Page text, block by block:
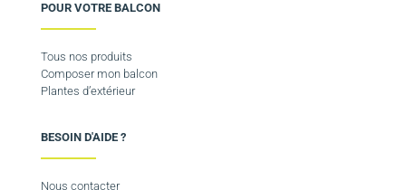
POUR VOTRE BALCON
Tous nos produits
Composer mon balcon
Plantes d’extérieur
BESOIN D'AIDE ?
Nous contacter